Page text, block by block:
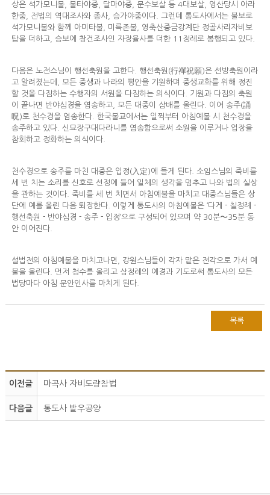
상은 석가모니불, 불타야중, 달마야중, 문수보살 등 4대보살, 영산당시 아라
한중, 전법의 역대조사와 종사, 승가야중이다. 그런데 통도사에서는 불보로
석가모니불와 함께 아미타불, 미륵존불, 영축산중금강계단 정골사리자비보
탑을 더하고, 승보에 창건조사인 자장율사를 더한 11정례로 봉행되고 있다.
다음은 노전스님이 행선축원을 고한다. 행선축원(行禪祝願)은 선방축원이라
고 알려졌는데, 모든 중생과 나라의 평안을 기원하며 중생교화를 위해 정진
할 것을 다짐하는 수행자의 서원을 다짐하는 의식이다. 기원과 다짐의 축원
이 끝나면 반야심경을 염송하고, 모든 대중이 삼배를 올린다. 이어 송주(誦
呪)로 천수경을 염송한다. 한국불교에서는 일찍부터 아침예불 시 천수경을
송주하고 있다. 신묘장구대다라니를 염송함으로써 소원을 이루거나 업장을
참회하고 정화하는 의식이다.
천수경으로 송주를 마친 대중은 입정(入定)에 들게 된다. 소임스님의 죽비를
세 번 치는 소리를 신호로 선정에 들어 일체의 생각을 멈추고 나와 법의 실상
을 관하는 것이다. 죽비를 세 번 치면서 아침예불을 마치고 대중스님들은 상
단에 예를 올린 다음 퇴장한다. 이렇게 통도사의 아침예불은 ‘다게－칠정례－
행선축원－반야심경－송주－입정’으로 구성되어 있으며 약 30분〜35분 동
안 이어진다.
설법전의 아침예불을 마치고나면, 강원스님들이 각자 맡은 전각으로 가서 예
불을 올린다. 먼저 청수를 올리고 삼정례의 예경과 기도로써 통도사의 모든
법당마다 아침 문안인사를 마치게 된다.
목록
이전글 마곡사 자비도량참법
다음글 통도사 발우공양